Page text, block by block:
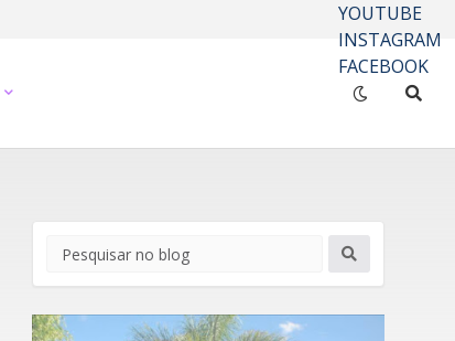
YOUTUBE
INSTAGRAM
FACEBOOK